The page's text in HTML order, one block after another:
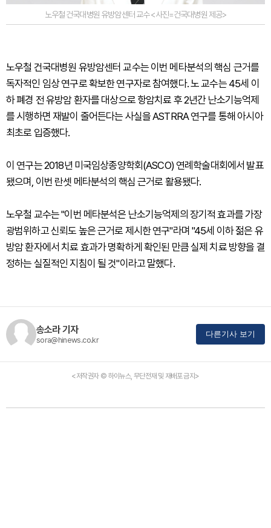
노우철 건국대병원 유방암센터 교수 <사진=건국대병원 제공>
노우철 건국대병원 유방암센터 교수는 이번 메타분석의 핵심 근거를
독자적인 임상 연구로 확보한 연구자로 참여했다. 노 교수는 45세 이
하 폐경 전 유방암 환자를 대상으로 항암치료 후 2년간 난소기능억제
를 시행하면 재발이 줄어든다는 사실을 ASTRRA 연구를 통해 아시아
최초로 입증했다.
이 연구는 2018년 미국임상종양학회(ASCO) 연례학술대회에서 발표
됐으며, 이번 란셋 메타분석의 핵심 근거로 활용됐다.
노우철 교수는 "이번 메타분석은 난소기능억제의 장기적 효과를 가장
광범위하고 신뢰도 높은 근거로 제시한 연구"라며 "45세 이하 젊은 유
방암 환자에서 치료 효과가 명확하게 확인된 만큼 실제 치료 방향을 결
정하는 실질적인 지침이 될 것"이라고 말했다.
송소라 기자
sora@hinews.co.kr
다른기사 보기
<저작권자 © 하이뉴스, 무단전재 및 재배포 금지>